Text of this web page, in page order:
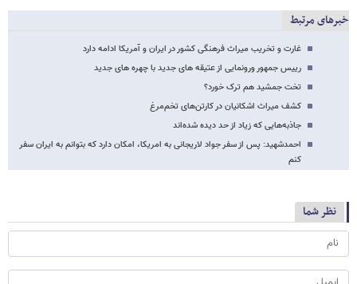
خبرهای مرتبط
غارت و تخریب میراث فرهنگی کشور در ایران و آمریکا ادامه دارد
رییس جمهور ورونمایی از عتیقه های جدید با چهره های جدید
تخت جمشید هم ترک خورد؟
کشف میراث اشکانیان در کارتن‌های تخم‌مرغ
جاذبه‌هایی که زیاد از حد دیده شده‌اند
احمدشهید: پس از سفر جواد لاریجانی به امریکا، امکان دارد که بتوانم به ایران سفر
کنم
نظر شما